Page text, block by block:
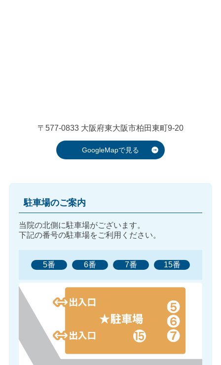
〒577-0833 大阪府東大阪市柏田東町9-20
GoogleMapで見る
駐車場のご案内
当院の北側に駐車場がございます。
下記の番号の駐車場をご利用ください。
5番 6番 7番 15番